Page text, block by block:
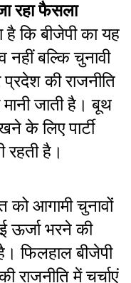
रहा फैसला
है कि बीजेपी का यह
बल्कि चुनावी
प्रदेश की राजनीति
जाती है। बूथ
के लिए पार्टी
रहती है।
को आगामी चुनावों
ऊर्जा भरने की
फिलहाल बीजेपी
में चर्चाएं